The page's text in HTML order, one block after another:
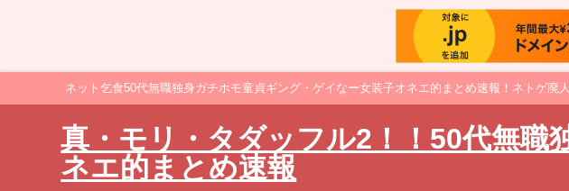
ネット乞食50代無職独身ガチホモ童貞ギング・ゲイなー女装子オネエ的まとめ速報！ネトゲ
真・モリ・タダッフル2！！50代無職
ネエ的まとめ速報